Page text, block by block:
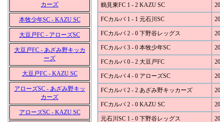
カーズ
本牧少年SC - KAZU SC
大豆戸FC - アローズSC
大豆戸FC - あざみ野キッカ
ーズ
大豆戸FC - KAZU SC
アローズSC - あざみ野キッ
カーズ
アローズSC - KAZU SC
鶴見東FC 1 - 2 KAZU SC
FCカルパ 1 - 1 元石川SC
FCカルパ 2 - 0 下野谷レッグス
FCカルパ 3 - 0 本牧少年SC
FCカルパ 0 - 2 大豆戸FC
FCカルパ 4 - 0 アローズSC
FCカルパ 2 - 2 あざみ野キッカーズ
FCカルパ 2 - 0 KAZU SC
元石川SC 1 - 0 下野谷レッグス